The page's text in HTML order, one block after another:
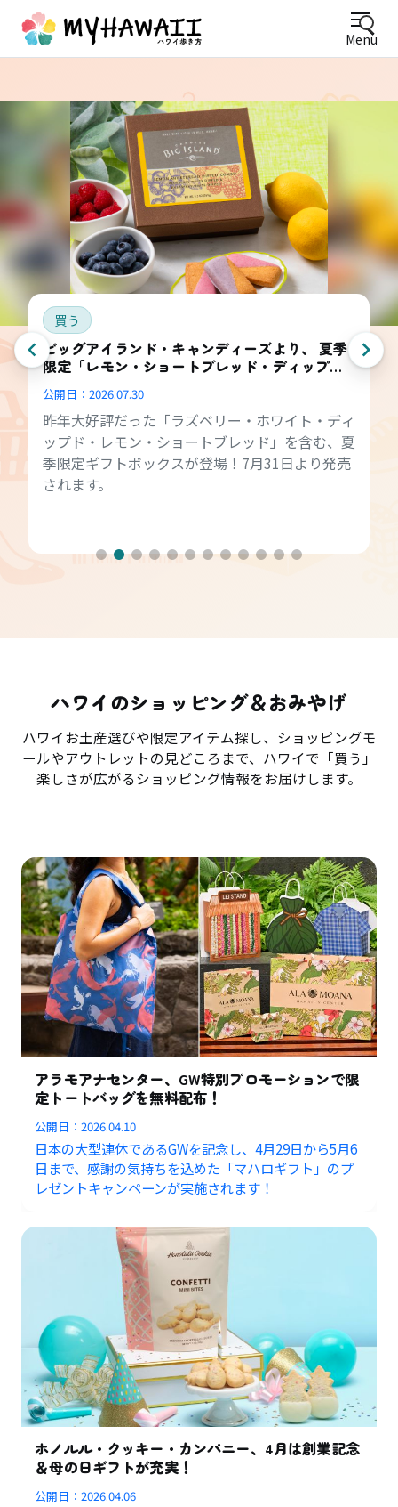
Menu
買う
ビッグアイランド・キャンディーズより、 夏季
限定「レモン・ショートブレッド・ディップ
公開日： 2026.07.30
昨年大好評だった「ラズベリー・ホワイト・ディ
ップド・レモン・ショートブレッド」を含む、夏
季限定ギフトボックスが登場！7月31日より発売
されます。
ハワイのショッピング＆おみやげ
ハワイお土産選びや限定アイテム探し、ショッピングモ
ールやアウトレットの見どころまで、ハワイで「買う」
楽しさが広がるショッピング情報をお届けします。
アラモアナセンター、GW特別プロモーションで限
定トートバッグを無料配布！
公開日：2026.04.10
日本の大型連休であるGWを記念し、4月29日から5月6
日まで、感謝の気持ちを込めた「マハロギフト」のプ
レゼントキャンペーンが実施されます！
ホノルル・クッキー・カンパニー、4月は創業記念
＆母の日ギフトが充実！
公開日：2026.04.06